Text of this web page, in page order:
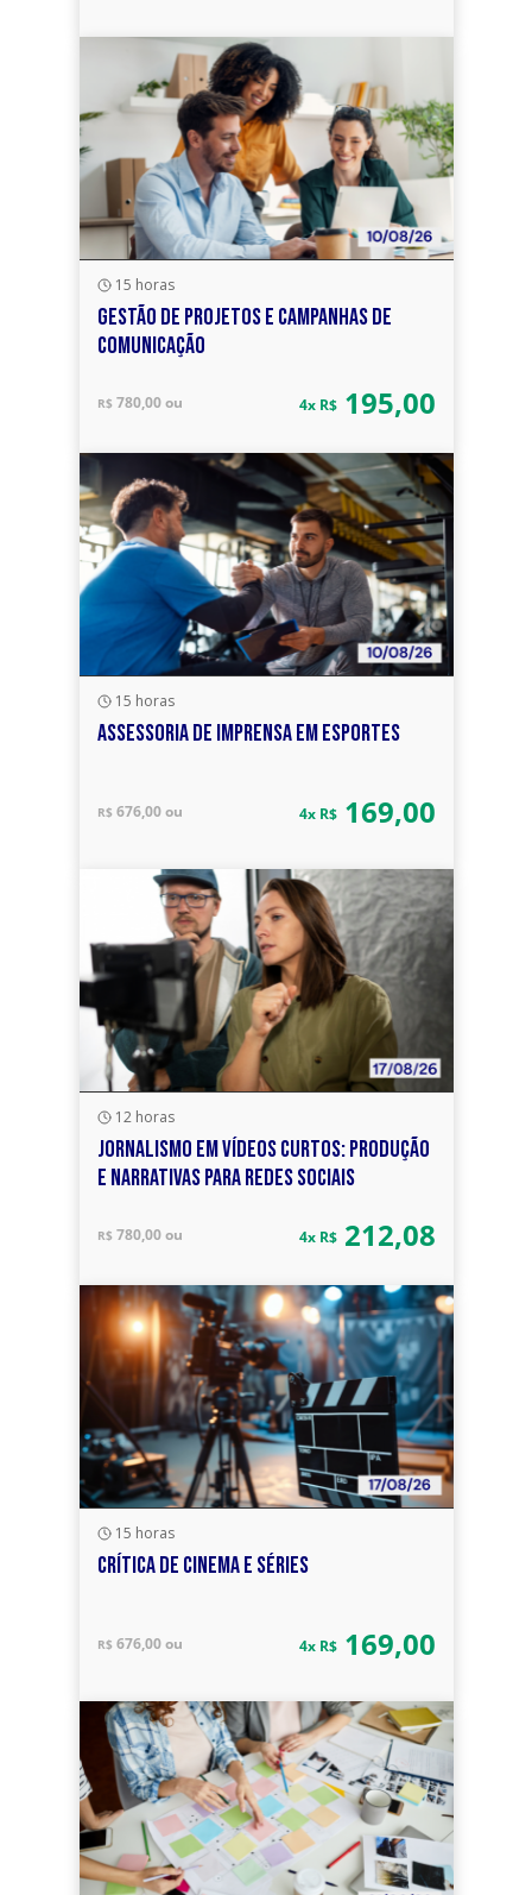
15 horas
GESTÃO DE PROJETOS E CAMPANHAS DE
COMUNICAÇÃO
R$ 780,00 ou 4x R$195,00
15 horas
ASSESSORIA DE IMPRENSA EM ESPORTES
R$ 676,00 ou 4x R$169,00
12 horas
JORNALISMO EM VÍDEOS CURTOS: PRODUÇÃO
E NARRATIVAS PARA REDES SOCIAIS
R$ 780,00 ou 4x R$212,08
15 horas
CRÍTICA DE CINEMA E SÉRIES
R$ 676,00 ou 4x R$169,00